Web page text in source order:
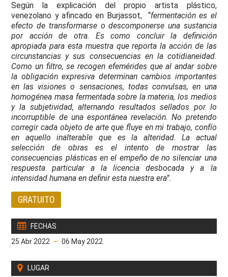
Según la explicación del propio artista plástico,
venezolano y afincado en Burjassot, “fermentación es el
efecto de transformarse o descomponerse una sustancia
por acción de otra. Es como concluir la definición
apropiada para esta muestra que reporta la acción de las
circunstancias y sus consecuencias en la cotidianeidad.
Como un filtro, se recogen efemérides que al andar sobre
la obligación expresiva determinan cambios importantes
en las visiones o sensaciones, todas convulsas, en una
homogénea masa fermentada sobre la materia, los medios
y la subjetividad, alternando resultados sellados por lo
incorruptible de una espontánea revelación. No pretendo
corregir cada objeto de arte que fluye en mi trabajo, confío
en aquello inalterable que es la alteridad.
La actual
selección de obras es el intento de mostrar las
consecuencias plásticas en el empeño de no silenciar una
respuesta particular a la licencia desbocada y a la
intensidad humana en definir esta nuestra era”.
GRATUITO
FECHAS
25 Abr 2022 — 06 May 2022
LUGAR